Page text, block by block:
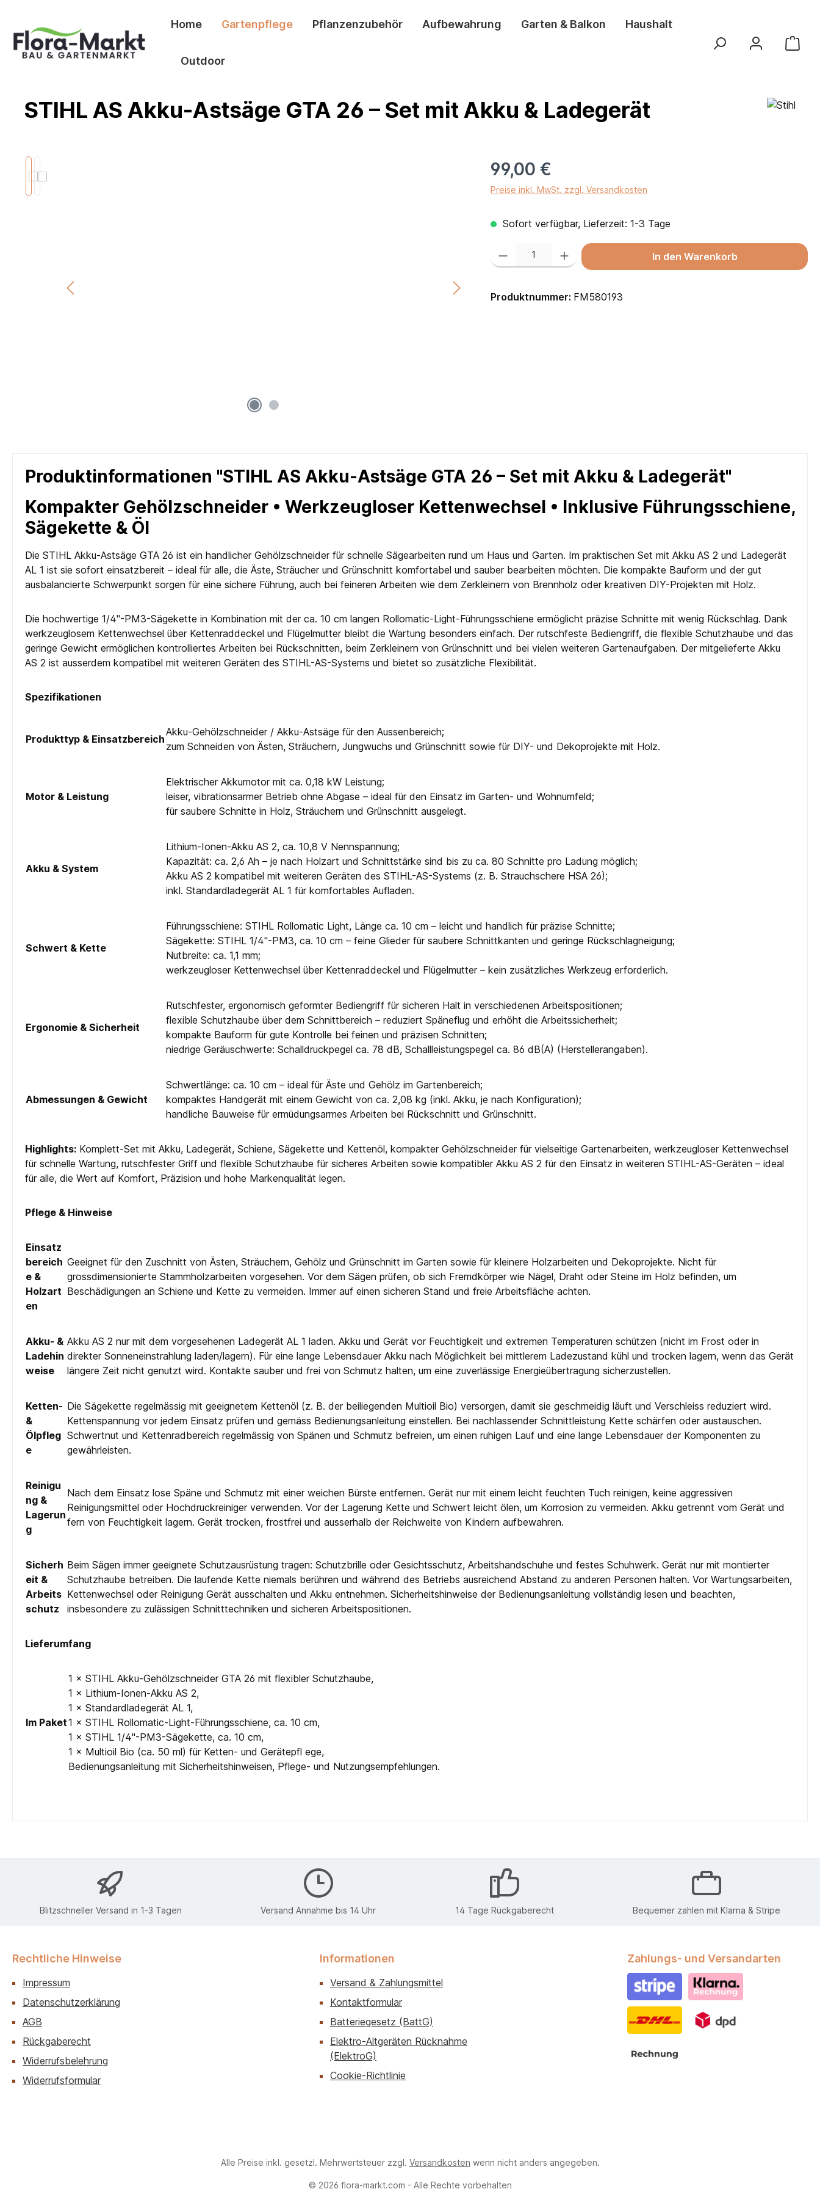
Home Gartenpflege Pflanzenzubehör Aufbewahrung Garten & Balkon Haushalt
Outdoor
STIHL AS Akku-Astsäge GTA 26 – Set mit Akku & Ladegerät
99,00 €
Preise inkl. MwSt. zzgl. Versandkosten
Sofort verfügbar, Lieferzeit: 1-3 Tage
Produkt Anzahl: Gib den gewünschten Wert ein oder benutze die Schaltflächen um die
In den Warenkorb
Produktnummer: FM580193
Produktinformationen "STIHL AS Akku-Astsäge GTA 26 – Set mit Akku & Ladegerät"
Kompakter Gehölzschneider • Werkzeugloser Kettenwechsel • Inklusive Führungsschiene,
Sägekette & Öl
Die STIHL Akku-Astsäge GTA 26 ist ein handlicher Gehölzschneider für schnelle Sägearbeiten rund um Haus und Garten. Im praktischen Set mit Akku AS 2 und Ladegerät
AL 1 ist sie sofort einsatzbereit – ideal für alle, die Äste, Sträucher und Grünschnitt komfortabel und sauber bearbeiten möchten. Die kompakte Bauform und der gut
ausbalancierte Schwerpunkt sorgen für eine sichere Führung, auch bei feineren Arbeiten wie dem Zerkleinern von Brennholz oder kreativen DIY-Projekten mit Holz.
Die hochwertige 1/4"-PM3-Sägekette in Kombination mit der ca. 10 cm langen Rollomatic-Light-Führungsschiene ermöglicht präzise Schnitte mit wenig Rückschlag. Dank
werkzeuglosem Kettenwechsel über Kettenraddeckel und Flügelmutter bleibt die Wartung besonders einfach. Der rutschfeste Bediengriff, die flexible Schutzhaube und das
geringe Gewicht ermöglichen kontrolliertes Arbeiten bei Rückschnitten, beim Zerkleinern von Grünschnitt und bei vielen weiteren Gartenaufgaben. Der mitgelieferte Akku
AS 2 ist ausserdem kompatibel mit weiteren Geräten des STIHL-AS-Systems und bietet so zusätzliche Flexibilität.
Spezifikationen
Produkttyp & Einsatzbereich
Akku-Gehölzschneider / Akku-Astsäge für den Aussenbereich;
zum Schneiden von Ästen, Sträuchern, Jungwuchs und Grünschnitt sowie für DIY- und Dekoprojekte mit Holz.
Motor & Leistung
Elektrischer Akkumotor mit ca. 0,18 kW Leistung;
leiser, vibrationsarmer Betrieb ohne Abgase – ideal für den Einsatz im Garten- und Wohnumfeld;
für saubere Schnitte in Holz, Sträuchern und Grünschnitt ausgelegt.
Akku & System
Lithium-Ionen-Akku AS 2, ca. 10,8 V Nennspannung;
Kapazität: ca. 2,6 Ah – je nach Holzart und Schnittstärke sind bis zu ca. 80 Schnitte pro Ladung möglich;
Akku AS 2 kompatibel mit weiteren Geräten des STIHL-AS-Systems (z. B. Strauchschere HSA 26);
inkl. Standardladegerät AL 1 für komfortables Aufladen.
Schwert & Kette
Führungsschiene: STIHL Rollomatic Light, Länge ca. 10 cm – leicht und handlich für präzise Schnitte;
Sägekette: STIHL 1/4"-PM3, ca. 10 cm – feine Glieder für saubere Schnittkanten und geringe Rückschlagneigung;
Nutbreite: ca. 1,1 mm;
werkzeugloser Kettenwechsel über Kettenraddeckel und Flügelmutter – kein zusätzliches Werkzeug erforderlich.
Ergonomie & Sicherheit
Rutschfester, ergonomisch geformter Bediengriff für sicheren Halt in verschiedenen Arbeitspositionen;
flexible Schutzhaube über dem Schnittbereich – reduziert Späneflug und erhöht die Arbeitssicherheit;
kompakte Bauform für gute Kontrolle bei feinen und präzisen Schnitten;
niedrige Geräuschwerte: Schalldruckpegel ca. 78 dB, Schallleistungspegel ca. 86 dB(A) (Herstellerangaben).
Abmessungen & Gewicht
Schwertlänge: ca. 10 cm – ideal für Äste und Gehölz im Gartenbereich;
kompaktes Handgerät mit einem Gewicht von ca. 2,08 kg (inkl. Akku, je nach Konfiguration);
handliche Bauweise für ermüdungsarmes Arbeiten bei Rückschnitt und Grünschnitt.
Highlights: Komplett-Set mit Akku, Ladegerät, Schiene, Sägekette und Kettenöl, kompakter Gehölzschneider für vielseitige Gartenarbeiten, werkzeugloser Kettenwechsel
für schnelle Wartung, rutschfester Griff und flexible Schutzhaube für sicheres Arbeiten sowie kompatibler Akku AS 2 für den Einsatz in weiteren STIHL-AS-Geräten – ideal
für alle, die Wert auf Komfort, Präzision und hohe Markenqualität legen.
Pflege & Hinweise
Einsatz
bereich
e &
Holzart
en
Geeignet für den Zuschnitt von Ästen, Sträuchern, Gehölz und Grünschnitt im Garten sowie für kleinere Holzarbeiten und Dekoprojekte. Nicht für
grossdimensionierte Stammholzarbeiten vorgesehen. Vor dem Sägen prüfen, ob sich Fremdkörper wie Nägel, Draht oder Steine im Holz befinden, um
Beschädigungen an Schiene und Kette zu vermeiden. Immer auf einen sicheren Stand und freie Arbeitsfläche achten.
Akku- &
Ladehin
weise
Akku AS 2 nur mit dem vorgesehenen Ladegerät AL 1 laden. Akku und Gerät vor Feuchtigkeit und extremen Temperaturen schützen (nicht im Frost oder in
direkter Sonneneinstrahlung laden/lagern). Für eine lange Lebensdauer Akku nach Möglichkeit bei mittlerem Ladezustand kühl und trocken lagern, wenn das Gerät
längere Zeit nicht genutzt wird. Kontakte sauber und frei von Schmutz halten, um eine zuverlässige Energieübertragung sicherzustellen.
Ketten-
&
Ölpfleg
e
Die Sägekette regelmässig mit geeignetem Kettenöl (z. B. der beiliegenden Multioil Bio) versorgen, damit sie geschmeidig läuft und Verschleiss reduziert wird.
Kettenspannung vor jedem Einsatz prüfen und gemäss Bedienungsanleitung einstellen. Bei nachlassender Schnittleistung Kette schärfen oder austauschen.
Schwertnut und Kettenradbereich regelmässig von Spänen und Schmutz befreien, um einen ruhigen Lauf und eine lange Lebensdauer der Komponenten zu
gewährleisten.
Reinigu
ng &
Lagerun
g
Nach dem Einsatz lose Späne und Schmutz mit einer weichen Bürste entfernen. Gerät nur mit einem leicht feuchten Tuch reinigen, keine aggressiven
Reinigungsmittel oder Hochdruckreiniger verwenden. Vor der Lagerung Kette und Schwert leicht ölen, um Korrosion zu vermeiden. Akku getrennt vom Gerät und
fern von Feuchtigkeit lagern. Gerät trocken, frostfrei und ausserhalb der Reichweite von Kindern aufbewahren.
Sicherh
eit &
Arbeits
schutz
Beim Sägen immer geeignete Schutzausrüstung tragen: Schutzbrille oder Gesichtsschutz, Arbeitshandschuhe und festes Schuhwerk. Gerät nur mit montierter
Schutzhaube betreiben. Die laufende Kette niemals berühren und während des Betriebs ausreichend Abstand zu anderen Personen halten. Vor Wartungsarbeiten,
Kettenwechsel oder Reinigung Gerät ausschalten und Akku entnehmen. Sicherheitshinweise der Bedienungsanleitung vollständig lesen und beachten,
insbesondere zu zulässigen Schnitttechniken und sicheren Arbeitspositionen.
Lieferumfang
Im Paket
1 × STIHL Akku-Gehölzschneider GTA 26 mit flexibler Schutzhaube,
1 × Lithium-Ionen-Akku AS 2,
1 × Standardladegerät AL 1,
1 × STIHL Rollomatic-Light-Führungsschiene, ca. 10 cm,
1 × STIHL 1/4"-PM3-Sägekette, ca. 10 cm,
1 × Multioil Bio (ca. 50 ml) für Ketten- und Gerätepfl ege,
Bedienungsanleitung mit Sicherheitshinweisen, Pflege- und Nutzungsempfehlungen.
Blitzschneller Versand in 1-3 Tagen Versand Annahme bis 14 Uhr 14 Tage Rückgaberecht Bequemer zahlen mit Klarna & Stripe
Rechtliche Hinweise
Impressum
Datenschutzerklärung
AGB
Rückgaberecht
Widerrufsbelehrung
Widerrufsformular
Informationen
Versand & Zahlungsmittel
Kontaktformular
Batteriegesetz (BattG)
Elektro‑Altgeräten Rücknahme
(ElektroG)
Cookie-Richtlinie
Zahlungs- und Versandarten
Stripe
Alle Preise inkl. gesetzl. Mehrwertsteuer zzgl. Versandkosten wenn nicht anders angegeben.
© 2026 flora-markt.com - Alle Rechte vorbehalten